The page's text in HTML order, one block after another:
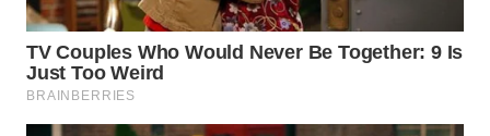
WN
KEPULAUAN
SERIBU